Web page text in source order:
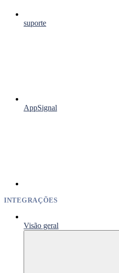
suporte
AppSignal
INTEGRAÇÕES
Visão geral